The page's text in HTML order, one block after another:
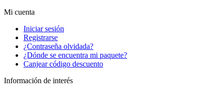
Mi cuenta
Iniciar sesión
Registrarse
¿Contraseña olvidada?
¿Dónde se encuentra mi paquete?
Canjear código descuento
Información de interés